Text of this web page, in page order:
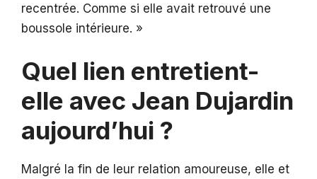
recentrée. Comme si elle avait retrouvé une
boussole intérieure. »
Quel lien entretient-
elle avec Jean Dujardin
aujourd’hui ?
Malgré la fin de leur relation amoureuse, elle et